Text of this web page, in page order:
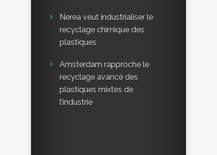
Nerea veut industrialiser le
recyclage chimique des
plastiques
Amsterdam rapproche le
recyclage avancé des
plastiques mixtes de
l’industrie